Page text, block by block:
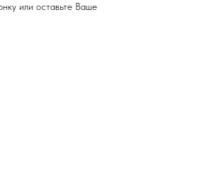
или оставьте Ваше